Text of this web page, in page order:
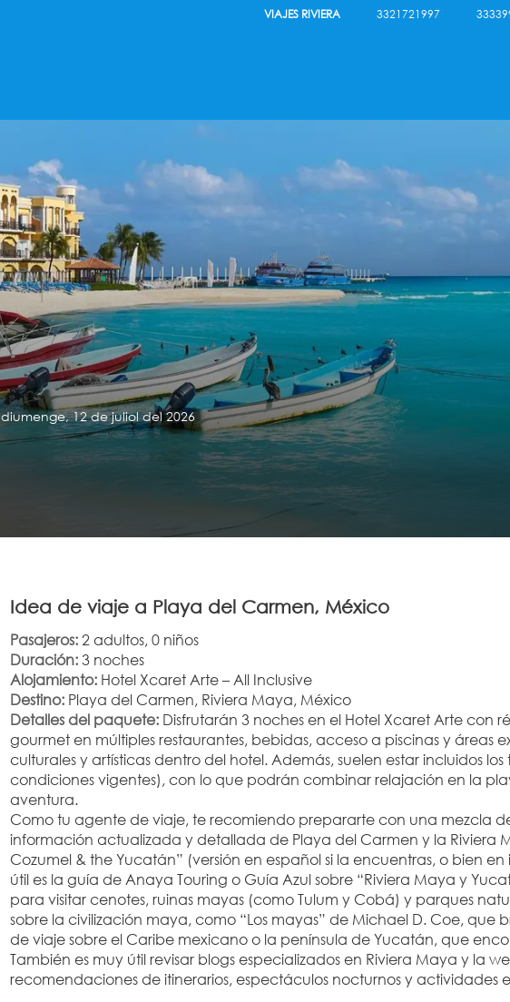
VIAJES RIVIERA 3321721997
diumenge, 12 de juliol del 2026
Idea de viaje a Playa del Carmen, México
Pasajeros: 2 adultos, 0 niños
Duración: 3 noches
Alojamiento: Hotel Xcaret Arte – All Inclusive
Destino: Playa del Carmen, Riviera Maya, México
Detalles del paquete: Disfrutarán 3 noches en el Hotel Xcaret Arte con
gourmet en múltiples restaurantes, bebidas, acceso a piscinas y áreas
culturales y artísticas dentro del hotel. Además, suelen estar incluidos
condiciones vigentes), con lo que podrán combinar relajación en la
aventura.
Como tu agente de viaje, te recomiendo prepararte con una mezcla
información actualizada y detallada de Playa del Carmen y la Riviera
Cozumel & the Yucatán” (versión en español si la encuentras, o bien
útil es la guía de Anaya Touring o Guía Azul sobre “Riviera Maya y
para visitar cenotes, ruinas mayas (como Tulum y Cobá) y parques
sobre la civilización maya, como “Los mayas” de Michael D. Coe,
de viaje sobre el Caribe mexicano o la península de Yucatán, que
También es muy útil revisar blogs especializados en Riviera Maya y la
recomendaciones de itinerarios, espectáculos nocturnos y actividades